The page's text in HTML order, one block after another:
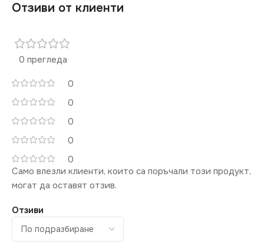
Отзиви от клиенти
0 прегледа
0
0
0
0
0
Отзиви
Само влезли клиенти, които са поръчали този продукт,
могат да оставят отзив.